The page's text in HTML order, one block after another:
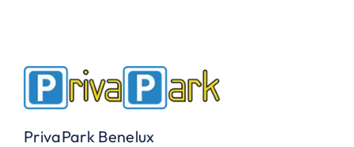
PrivaPark Benelux